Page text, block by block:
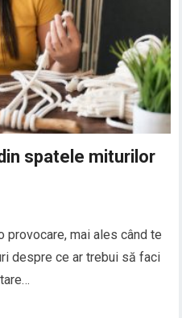
spatele miturilor
provocare, mai ales când te
despre ce ar trebui să faci